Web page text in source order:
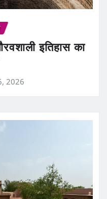
इतिहास का
2026